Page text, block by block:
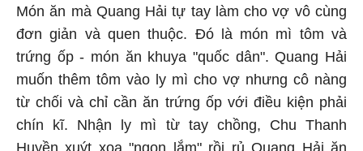
Món ăn mà Quang Hải tự tay làm cho vợ vô cùng
đơn giản và quen thuộc. Đó là món mì tôm và
trứng ốp - món ăn khuya "quốc dân". Quang Hải
muốn thêm tôm vào ly mì cho vợ nhưng cô nàng
từ chối và chỉ cần ăn trứng ốp với điều kiện phải
chín kĩ. Nhận ly mì từ tay chồng, Chu Thanh
Huyền xuýt xoa "ngon lắm" rồi rủ Quang Hải ăn